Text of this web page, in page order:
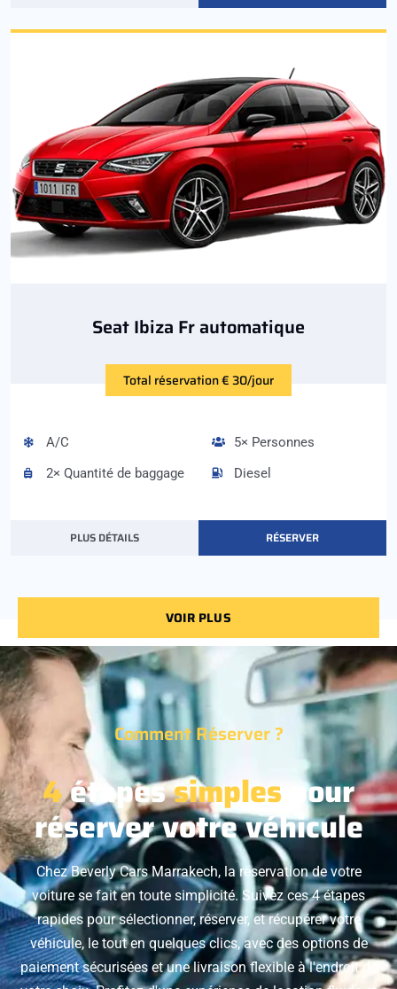
Seat Ibiza Fr automatique
Total réservation € 30/jour
A/C
2× Quantité de baggage
5× Personnes
Diesel
PLUS DÉTAILS RÉSERVER
VOIR PLUS
Comment Réserver ?
4étapessimples pour
réserver votre véhicule
Chez Beverly Cars Marrakech, la réservation de votre
voiture se fait en toute simplicité. Suivez ces 4 étapes
rapides pour sélectionner, réserver, et récupérer votre
véhicule, le tout en quelques clics, avec des options de
paiement sécurisées et une livraison flexible à l'endroit de